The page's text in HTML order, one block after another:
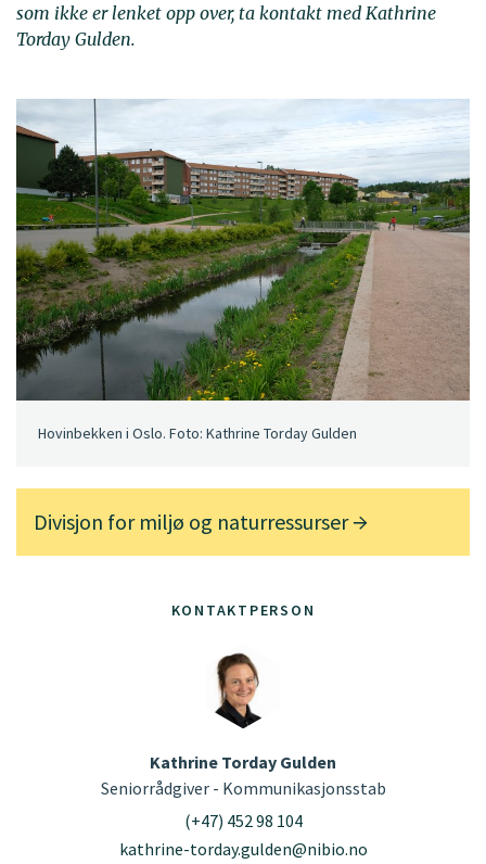
som ikke er lenket opp over, ta kontakt med Kathrine
Torday Gulden.
Hovinbekken i Oslo. Foto: Kathrine Torday Gulden
Divisjon for miljø og naturressurser
KONTAKTPERSON
Kathrine Torday Gulden
Seniorrådgiver - Kommunikasjonsstab
(+47) 452 98 104
kathrine-torday.gulden@nibio.no